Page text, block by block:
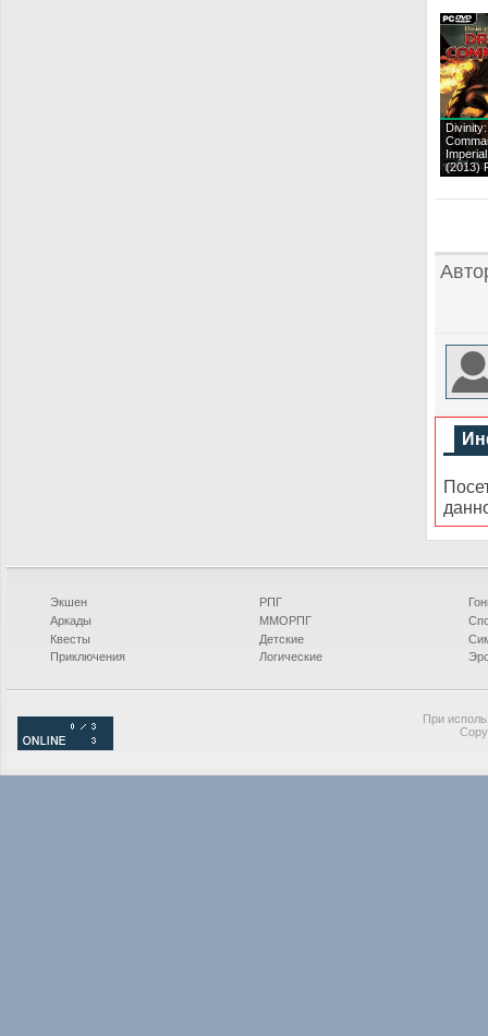
(2013)
Экшен
Аркады
Квесты
Приключения
РПГ
ММОРПГ
Детские
Логические
При